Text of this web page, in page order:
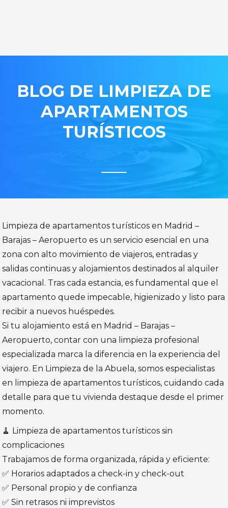
BLOG DE LIMPIEZA DE
APARTAMENTOS
TURÍSTICOS
Limpieza de apartamentos turísticos en Madrid –
Barajas – Aeropuerto es un servicio esencial en una
zona con alto movimiento de viajeros, entradas y
salidas continuas y alojamientos destinados al alquiler
vacacional. Tras cada estancia, es fundamental que el
apartamento quede impecable, higienizado y listo para
recibir a nuevos huéspedes.
Si tu alojamiento está en Madrid – Barajas –
Aeropuerto, contar con una limpieza profesional
especializada marca la diferencia en la experiencia del
viajero. En Limpieza de la Abuela, somos especialistas
en limpieza de apartamentos turísticos, cuidando cada
detalle para que tu vivienda destaque desde el primer
momento.
🧹 Limpieza de apartamentos turísticos sin
complicaciones
Trabajamos de forma organizada, rápida y eficiente:
✅ Horarios adaptados a check-in y check-out
✅ Personal propio y de confianza
✅ Sin retrasos ni imprevistos